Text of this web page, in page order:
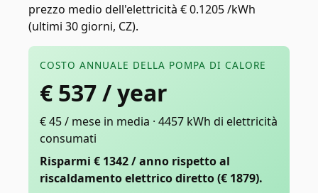
prezzo medio dell'elettricità € 0.1205 /kWh
(ultimi 30 giorni, CZ).
COSTO ANNUALE DELLA POMPA DI CALORE
€ 537/ year
€ 45 / mese in media · 4457 kWh di elettricità
consumati
Risparmi € 1342 / anno rispetto al
riscaldamento elettrico diretto (€ 1879).